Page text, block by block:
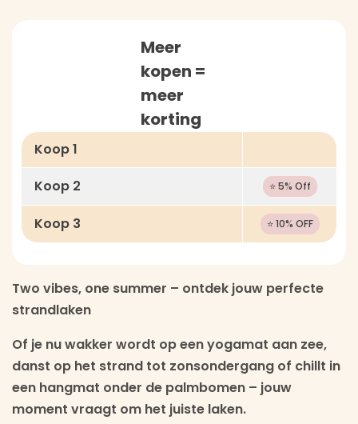
Meer
kopen =
meer
korting
Koop 1
Koop 2
⭐ 5% Off
Koop 3 ⭐ 10% OFF
Two vibes, one summer – ontdek jouw perfecte
strandlaken
Of je nu wakker wordt op een yogamat aan zee,
danst op het strand tot zonsondergang of chillt in
een hangmat onder de palmbomen – jouw
moment vraagt om het juiste laken.